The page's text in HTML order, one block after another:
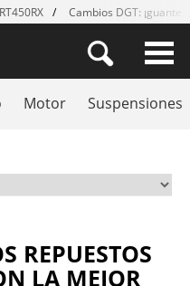
Cambios DGT: ¡guantes!
Motor Suspensiones
REPUESTOS
LA MEJOR